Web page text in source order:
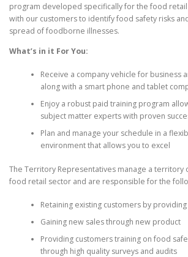
program developed specifically for the food
with our customers to identify food safety risks
spread of foodborne illnesses.
What’s in it For You:
Receive a company vehicle for business
along with a smart phone and tablet
Enjoy a robust paid training program
subject matter experts with proven
Plan and manage your schedule in a
environment that allows you to excel
The Territory Representatives manage a territory
food retail sector and are responsible for the
Retaining existing customers by
Gaining new sales through new product
Providing customers training on food
through high quality surveys and audits